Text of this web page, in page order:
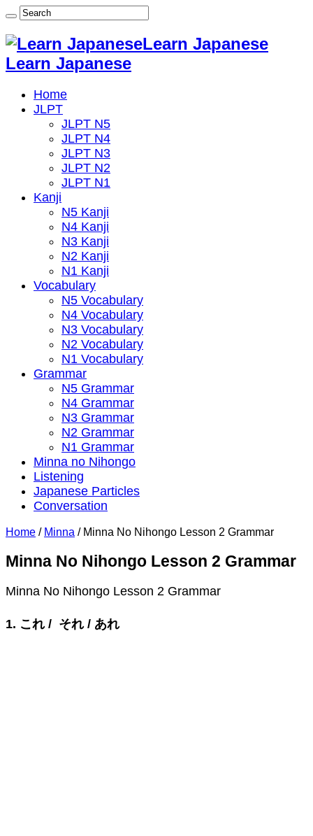
Learn Japanese
Learn Japanese
Home
JLPT
JLPT N5
JLPT N4
JLPT N3
JLPT N2
JLPT N1
Kanji
N5 Kanji
N4 Kanji
N3 Kanji
N2 Kanji
N1 Kanji
Vocabulary
N5 Vocabulary
N4 Vocabulary
N3 Vocabulary
N2 Vocabulary
N1 Vocabulary
Grammar
N5 Grammar
N4 Grammar
N3 Grammar
N2 Grammar
N1 Grammar
Minna no Nihongo
Listening
Japanese Particles
Conversation
Home / Minna / Minna No Nihongo Lesson 2 Grammar
Minna No Nihongo Lesson 2 Grammar
Minna No Nihongo Lesson 2 Grammar
1. これ / それ / あれ